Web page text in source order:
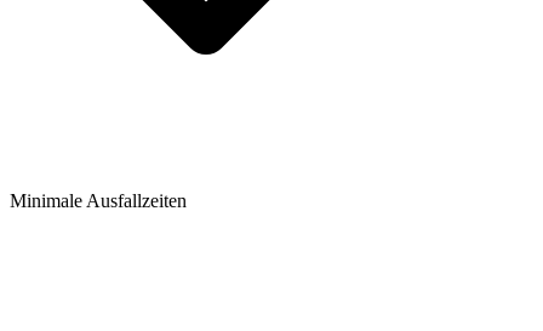
Minimale Ausfallzeiten